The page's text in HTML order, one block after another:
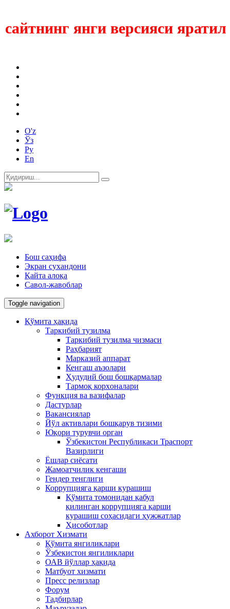
янги версияси
O'z
Ўз
Ру
En
Бош саҳифа
Экран сухандони
Қайта алоқа
Савол-жавоблар
Toggle navigation
Қўмита ҳақида
Таркибий тузилма
Таркибий тузилма чизмаси
Раҳбарият
Марказий аппарат
Кенгаш аъзолари
Ҳудудий бош бошқармалар
Тармоқ корxоналари
Функция ва вазифалар
Дастурлар
Вакансиялар
Йўл активлари бошқарув тизими
Юқори турувчи орган
Ўзбекистон Республикаси Траспорт
Вазирлиги
Ёшлар сиёсати
Жамоатчилик кенгаши
Гендер тенглиги
Коррупцияга қарши курашиш
Қўмита томонидан қабул
қилинган коррупцияга қарши
курашиш соҳасидаги ҳужжатлар
Ҳисоботлар
Ахборот Хизмати
Қўмита янгиликлари
Ўзбекистон янгиликлари
ОАВ йўллар ҳақида
Матбуот xизмати
Пресс релизлар
Форум
Тадбирлар